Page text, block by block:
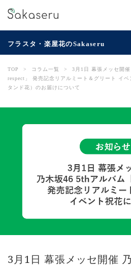
フラスタ・楽屋花のSakaseru
TOP > コラム一覧 >
3月1日 幕張メッセ開
respect」 発売記念リアルミート＆グリート イ
タンド花）のお届けについて
3月1日 幕張メッセ開催